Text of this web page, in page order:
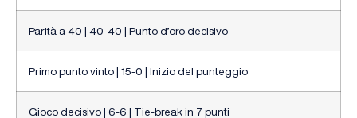
Parità a 40 | 40-40 | Punto d’oro decisivo
Primo punto vinto | 15-0 | Inizio del punteggio
Gioco decisivo | 6-6 | Tie-break in 7 punti